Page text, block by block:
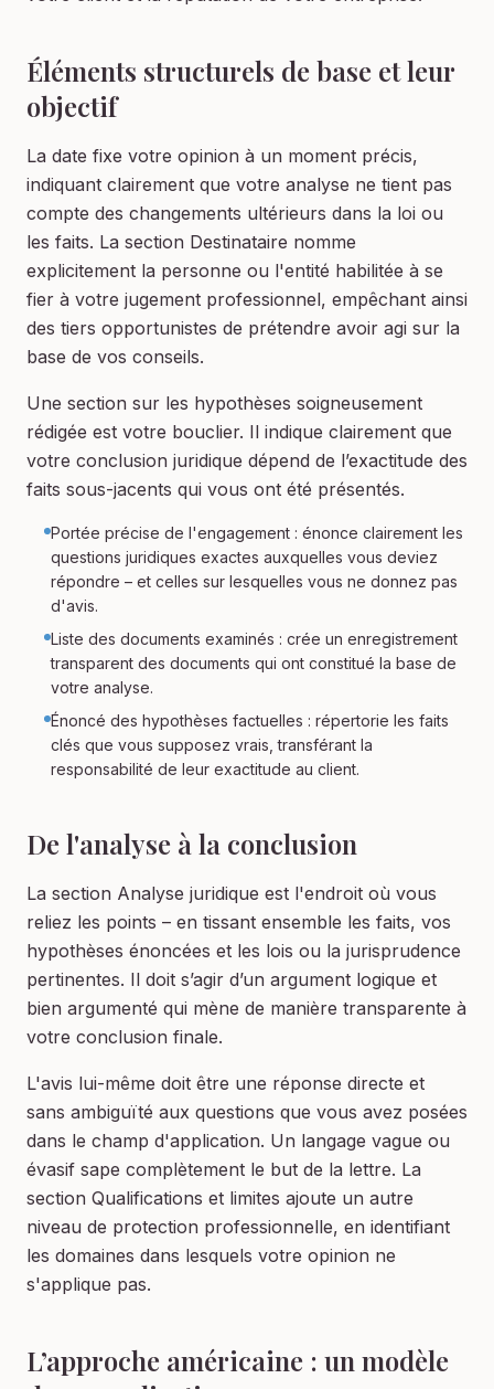
Éléments structurels de base et leur
objectif
La date fixe votre opinion à un moment précis,
indiquant clairement que votre analyse ne tient pas
compte des changements ultérieurs dans la loi ou
les faits. La section Destinataire nomme
explicitement la personne ou l'entité habilitée à se
fier à votre jugement professionnel, empêchant ainsi
des tiers opportunistes de prétendre avoir agi sur la
base de vos conseils.
Une section sur les hypothèses soigneusement
rédigée est votre bouclier. Il indique clairement que
votre conclusion juridique dépend de l’exactitude des
faits sous-jacents qui vous ont été présentés.
Portée précise de l'engagement : énonce clairement les
questions juridiques exactes auxquelles vous deviez
répondre – et celles sur lesquelles vous ne donnez pas
d'avis.
Liste des documents examinés : crée un enregistrement
transparent des documents qui ont constitué la base de
votre analyse.
Énoncé des hypothèses factuelles : répertorie les faits
clés que vous supposez vrais, transférant la
responsabilité de leur exactitude au client.
De l'analyse à la conclusion
La section Analyse juridique est l'endroit où vous
reliez les points – en tissant ensemble les faits, vos
hypothèses énoncées et les lois ou la jurisprudence
pertinentes. Il doit s’agir d’un argument logique et
bien argumenté qui mène de manière transparente à
votre conclusion finale.
L'avis lui-même doit être une réponse directe et
sans ambiguïté aux questions que vous avez posées
dans le champ d'application. Un langage vague ou
évasif sape complètement le but de la lettre. La
section Qualifications et limites ajoute un autre
niveau de protection professionnelle, en identifiant
les domaines dans lesquels votre opinion ne
s'applique pas.
L’approche américaine : un modèle